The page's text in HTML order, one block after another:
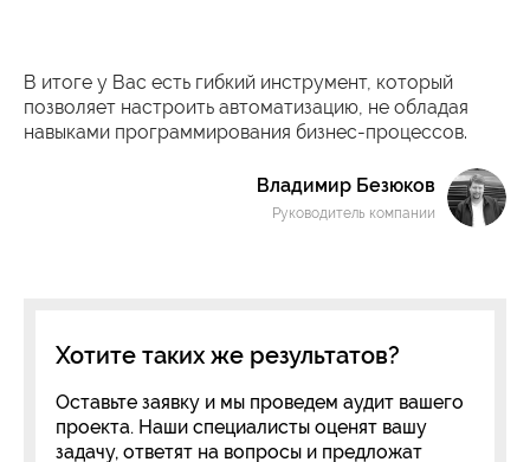
В итоге у Вас есть гибкий инструмент, который
позволяет настроить автоматизацию, не обладая
навыками программирования бизнес-процессов.
Владимир Безюков
Руководитель компании
Хотите таких же результатов?
Оставьте заявку и мы проведем аудит вашего
проекта. Наши специалисты оценят вашу
задачу, ответят на вопросы и предложат